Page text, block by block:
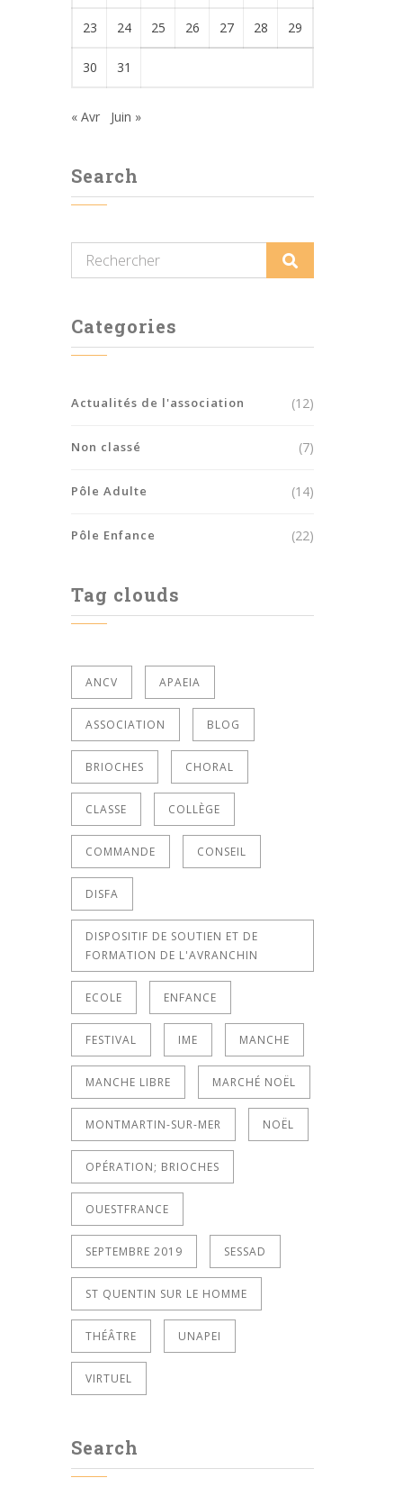
23 24 25 26 27 28 29
30 31
« Avr Juin »
Search
Categories
Actualités de l'association (12)
Non classé (7)
Pôle Adulte (14)
Pôle Enfance (22)
Tag clouds
ANCV APAEIA
ASSOCIATION BLOG
BRIOCHES CHORAL
CLASSE COLLÈGE
COMMANDE CONSEIL
DISFA
DISPOSITIF DE SOUTIEN ET DE
FORMATION DE L'AVRANCHIN
ECOLE ENFANCE
FESTIVAL IME MANCHE
MANCHE LIBRE MARCHÉ NOËL
MONTMARTIN-SUR-MER NOËL
OPÉRATION; BRIOCHES
OUESTFRANCE
SEPTEMBRE 2019 SESSAD
ST QUENTIN SUR LE HOMME
THÉÂTRE UNAPEI
VIRTUEL
Search